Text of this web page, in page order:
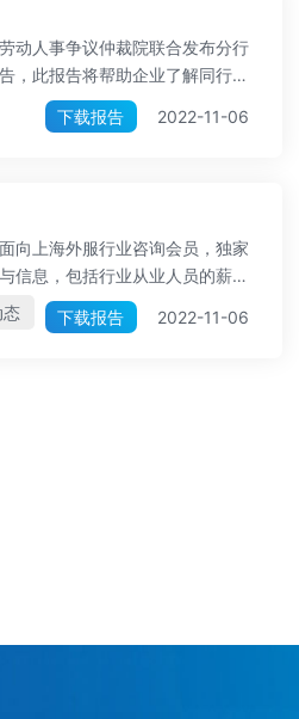
动人事争议仲裁院联合发布分行
，此报告将帮助企业了解同行企
险提升进行相关风控措施评估与
家发布并予以解读。
下载报告 2022-11-06
向上海外服行业咨询会员，独家
信息，包括行业从业人员的薪酬
离职状况、行业应届生入职薪酬
效信息以及行业整体雇佣模式与
态 下载报告 2022-11-06